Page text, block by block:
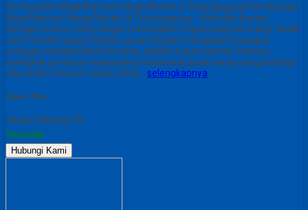
Pembuatan Meja Marmer Harga Murah di Tulungagung Pembuatan
Meja Marmer Harga Murah di Tulungagung – Memiliki hunian
dengan interior yang elegan merupakan impian banyak orang. Salah
satu furnitur yang mampu secara instan mengubah suasana
ruangan menjadi lebih berkelas adalah meja marmer. Namun
seringkali persepsi masyarakat terbentuk pada harga yang selangit.
Jika anda mencari solusi untuk… selengkapnya
Share This :
Harga Hubungi CS
Tersedia
Hubungi Kami